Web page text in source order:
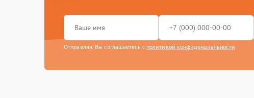
Отправляя, Вы соглашаетесь с политикой конфиденциальности